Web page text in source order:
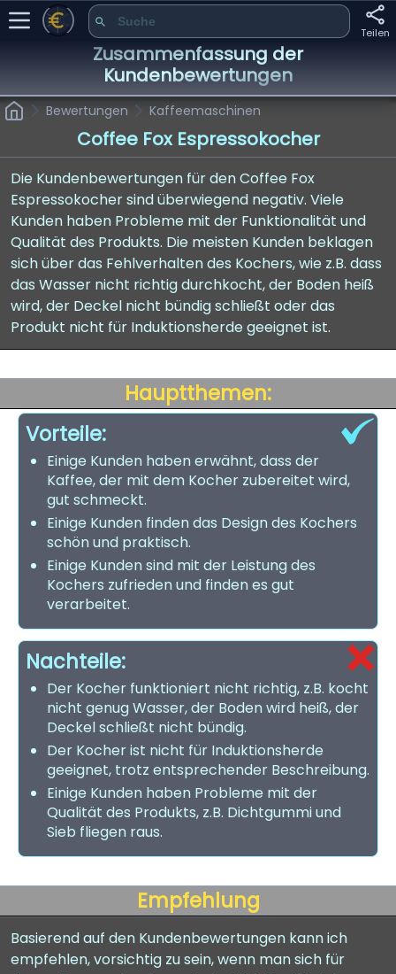
Teilen
Zusammenfassung der
Kundenbewertungen
Bewertungen Kaffeemaschinen
Coffee Fox Espressokocher
Die Kundenbewertungen für den Coffee Fox
Espressokocher sind überwiegend negativ. Viele
Kunden haben Probleme mit der Funktionalität und
Qualität des Produkts. Die meisten Kunden beklagen
sich über das Fehlverhalten des Kochers, wie z.B. dass
das Wasser nicht richtig durchkocht, der Boden heiß
wird, der Deckel nicht bündig schließt oder das
Produkt nicht für Induktionsherde geeignet ist.
Hauptthemen:
Vorteile:
Einige Kunden haben erwähnt, dass der
Kaffee, der mit dem Kocher zubereitet wird,
gut schmeckt.
Einige Kunden finden das Design des Kochers
schön und praktisch.
Einige Kunden sind mit der Leistung des
Kochers zufrieden und finden es gut
verarbeitet.
Nachteile:
Der Kocher funktioniert nicht richtig, z.B. kocht
nicht genug Wasser, der Boden wird heiß, der
Deckel schließt nicht bündig.
Der Kocher ist nicht für Induktionsherde
geeignet, trotz entsprechender Beschreibung.
Einige Kunden haben Probleme mit der
Qualität des Produkts, z.B. Dichtgummi und
Sieb fliegen raus.
Empfehlung
Basierend auf den Kundenbewertungen kann ich
empfehlen, vorsichtig zu sein, wenn man sich für